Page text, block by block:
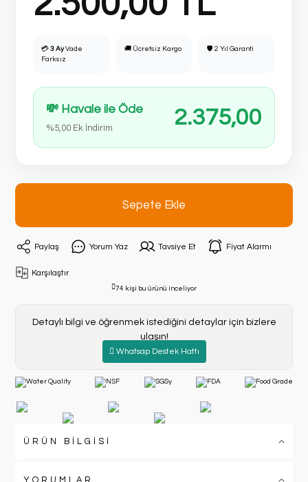
💳 3 AyVade
Farksız
🚚 Ücretsiz Kargo 🛡 2 Yıl Garanti
💸 Havale ile Öde
%5,00 Ek İndirim 2.375,00
Sepete Ekle
Paylaş Yorum Yaz Tavsiye Et Fiyat Alarmı
Karşılaştır
74 kişi bu ürünü inceliyor
Detaylı bilgi ve öğrenmek istediğini detaylar için bizlere
ulaşın!
Whatsap Destek Hattı
ÜRÜN BİLGİSİ
YORUMLAR